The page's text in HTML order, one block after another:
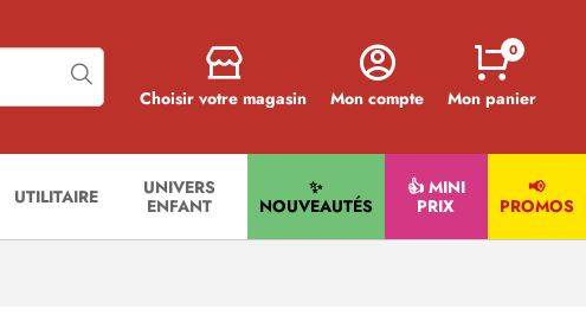
Choisir votre magasin Mon compte Mon panier
0
UTILITAIRE
UNIVERS
ENFANT
✨
NOUVEAUTÉS
👍 MINI
PRIX
📢
PROMOS